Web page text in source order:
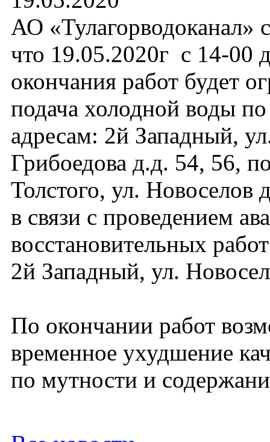
АО «Тулагорводоканал»
что 19.05.2020г с 14-00
окончания работ будет
подача холодной воды
адресам: 2й Западный,
Грибоедова д.д. 54, 56,
Толстого, ул. Новоселов
в связи с проведением
восстановительных
2й Западный, ул.
По окончании работ
временное ухудшение
по мутности и